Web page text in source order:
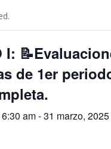
I:
de 1er
am-31 marzo,